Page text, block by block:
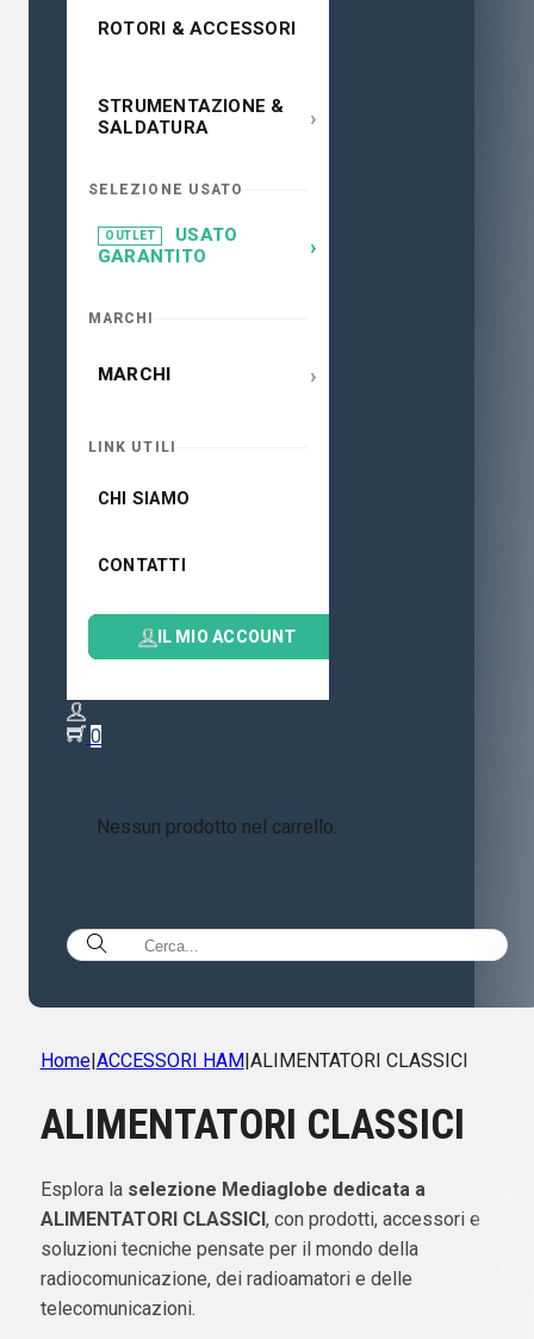
ROTORI & ACCESSORI
STRUMENTAZIONE &
SALDATURA
›
SELEZIONE USATO
OUTLET
USATO
GARANTITO
›
MARCHI
MARCHI ›
LINK UTILI
CHI SIAMO
CONTATTI
IL MIO ACCOUNT
0
Nessun prodotto nel carrello.
Home| ACCESSORI HAM ALIMENTATORI CLASSICI
ALIMENTATORI CLASSICI
Esplora la selezione Mediaglobe dedicata a
ALIMENTATORI CLASSICI , con prodotti, accessori e
soluzioni tecniche pensate per il mondo della
radiocomunicazione, dei radioamatori e delle
telecomunicazioni.